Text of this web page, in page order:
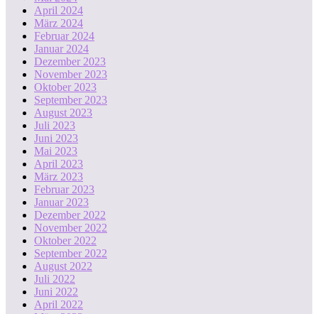
April 2024
März 2024
Februar 2024
Januar 2024
Dezember 2023
November 2023
Oktober 2023
September 2023
August 2023
Juli 2023
Juni 2023
Mai 2023
April 2023
März 2023
Februar 2023
Januar 2023
Dezember 2022
November 2022
Oktober 2022
September 2022
August 2022
Juli 2022
Juni 2022
April 2022